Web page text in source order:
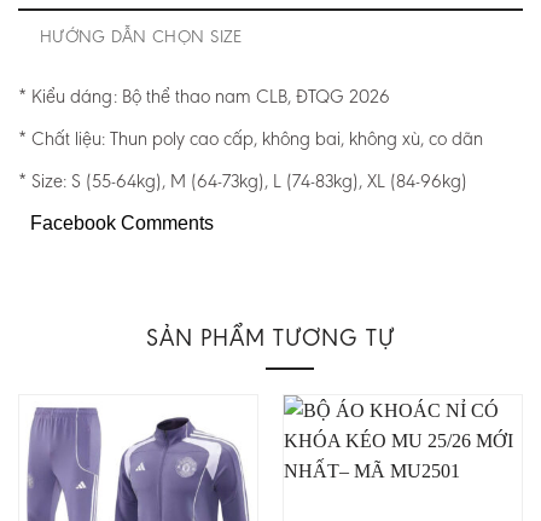
HƯỚNG DẪN CHỌN SIZE
* Kiểu dáng: Bộ thể thao nam CLB, ĐTQG 2026
* Chất liệu: Thun poly cao cấp, không bai, không xù, co dãn
* Size: S (55-64kg), M (64-73kg), L (74-83kg), XL (84-96kg)
Facebook Comments
SẢN PHẨM TƯƠNG TỰ